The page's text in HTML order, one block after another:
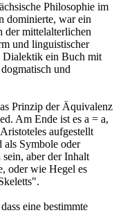
Philosophie im
dominierte, war ein
der mittelalterlichen
und linguistischer
Dialektik ein Buch mit
und
Prinzip der Äquivalenz
Am Ende ist es a = a,
aufgestellt
als Symbole oder
aber der Inhalt
oder wie Hegel es
eine bestimmte